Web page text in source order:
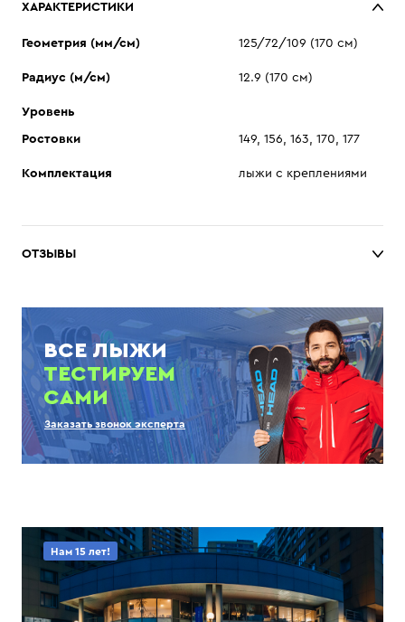
ХАРАКТЕРИСТИКИ
Геометрия (мм/см) 125/72/109 (170 см)
Радиус (м/см) 12.9 (170 см)
Уровень
Ростовки 149, 156, 163, 170, 177
Комплектация лыжи с креплениями
ОТЗЫВЫ
ВСЕ ЛЫЖИ
ТЕСТИРУЕМ
САМИ
Заказать звонок эксперта
Нам 15 лет!